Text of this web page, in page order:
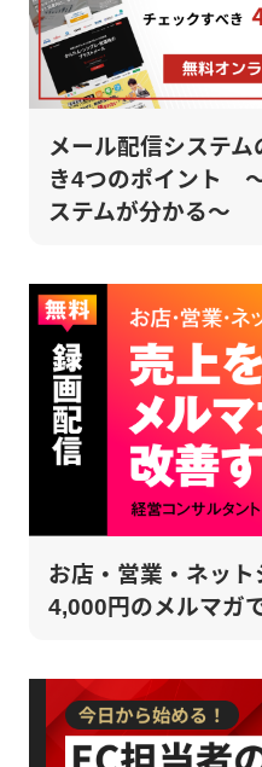
メール配信システ
き4つのポイント
ステムが分かる～
お店・営業・ネッ
4,000円のメルマガ